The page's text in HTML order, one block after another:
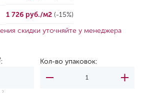
1 726 руб./м2 (-15%)
скидки уточняйте у менеджера
: Кол-во упаковок: